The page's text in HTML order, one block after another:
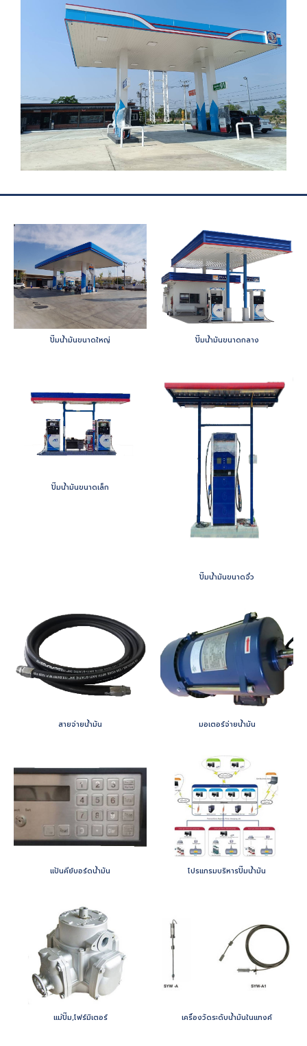
ปั๊มน้ำมันขนาดใหญ่ ปั๊มน้ำมันขนาดกลาง
ปั๊มน้ำมันขนาดเล็ก
ปั๊มน้ำมันขนาดจิ๋ว
สายจ่ายน้ำมัน มอเตอร์จ่ายน้ำมัน
แป้นคีย์บอร์ดน้ำมัน โปรแกรมบริหารปั๊มน้ำมัน
แม่ปั๊ม,โฟร์มิเตอร์ เครื่องวัดระดับน้ำมันในแทงค์